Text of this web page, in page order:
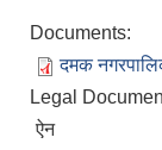
Documents:
दमक
Legal
ऐन